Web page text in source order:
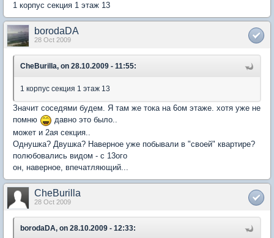
1 корпус секция 1 этаж 13
borodaDA
28 Oct 2009
CheBurilla, on 28.10.2009 - 11:55:
1 корпус секция 1 этаж 13
Значит соседями будем. Я там же тока на 6ом этаже. хотя уже не
помню
давно это было..
может и 2ая секция..
Однушка? Двушка? Наверное уже побывали в "своей" квартире?
полюбовались видом - с 13ого
он, наверное, впечатляющий...
CheBurilla
28 Oct 2009
borodaDA, on 28.10.2009 - 12:33: